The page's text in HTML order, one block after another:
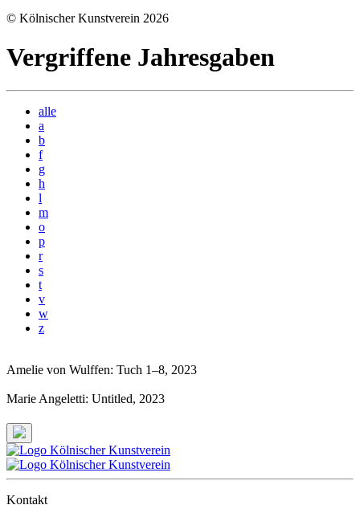
© Kölnischer Kunstverein 2026
Vergriffene Jahresgaben
alle
a
b
f
g
h
l
m
o
p
r
s
t
v
w
z
Amelie von Wulffen: Tuch 1–8, 2023
Marie Angeletti: Untitled, 2023
Kontakt